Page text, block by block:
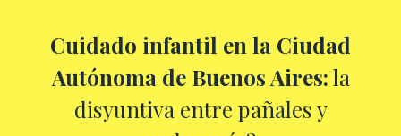
Cuidado infantil en la Ciudad
Autónoma de Buenos Aires:la
disyuntiva entre pañales y